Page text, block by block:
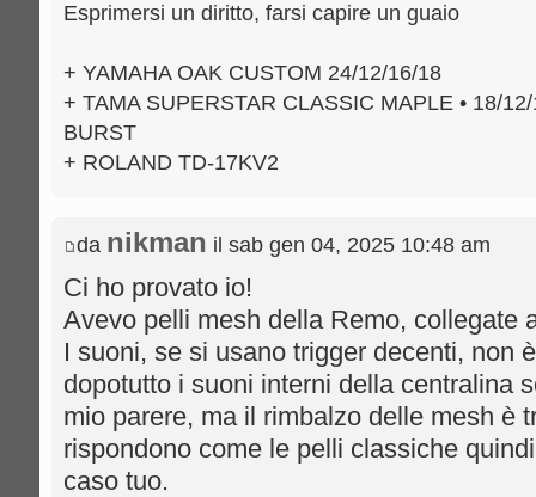
Esprimersi un diritto, farsi capire un guaio
+ YAMAHA OAK CUSTOM 24/12/16/18
+ TAMA SUPERSTAR CLASSIC MAPLE • 18/
BURST
+ ROLAND TD-17KV2
da nikman il sab gen 04, 2025 10:48 am
Ci ho provato io!
Avevo pelli mesh della Remo, collegate
I suoni, se si usano trigger decenti, non
dopotutto i suoni interni della centralina
mio parere, ma il rimbalzo delle mesh è
rispondono come le pelli classiche
caso tuo.